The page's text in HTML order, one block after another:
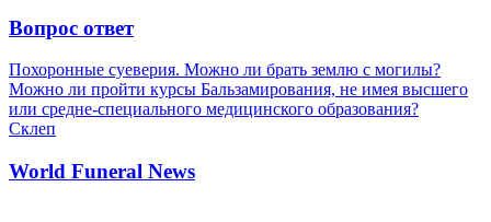
Вопрос ответ
Похоронные суеверия. Можно ли брать землю с могилы?
Можно ли пройти курсы Бальзамирования, не имея высшего
или средне-специального медицинского образования?
Склеп
World Funeral News